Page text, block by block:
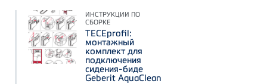
ИНСТРУКЦИИ ПО
СБОРКЕ
TECEprofil:
монтажный
комплект для
подключения
сидения-биде
Geberit AquaClean